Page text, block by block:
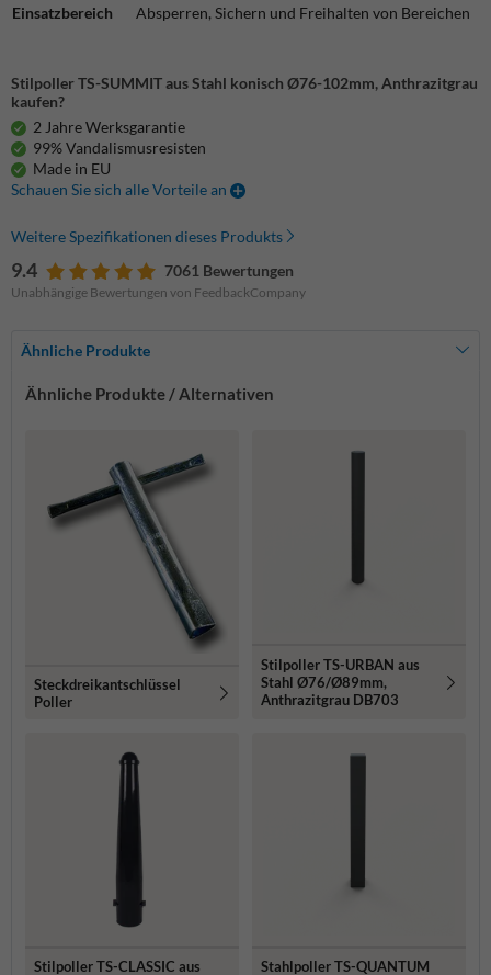
Einsatzbereich
Absperren, Sichern und Freihalten von Bereichen
Stilpoller TS-SUMMIT aus Stahl konisch Ø76-102mm, Anthrazitgrau
kaufen?
2 Jahre Werksgarantie
99% Vandalismusresisten
Made in EU
Schauen Sie sich alle Vorteile an
Weitere Spezifikationen dieses Produkts
9.4 7061 Bewertungen
Unabhängige Bewertungen von FeedbackCompany
Ähnliche Produkte
Ähnliche Produkte / Alternativen
Steckdreikantschlüssel
Poller
Stilpoller TS-URBAN aus
Stahl Ø76/Ø89mm,
Anthrazitgrau DB703
Stilpoller TS-CLASSIC aus
Stahlpoller TS-QUANTUM